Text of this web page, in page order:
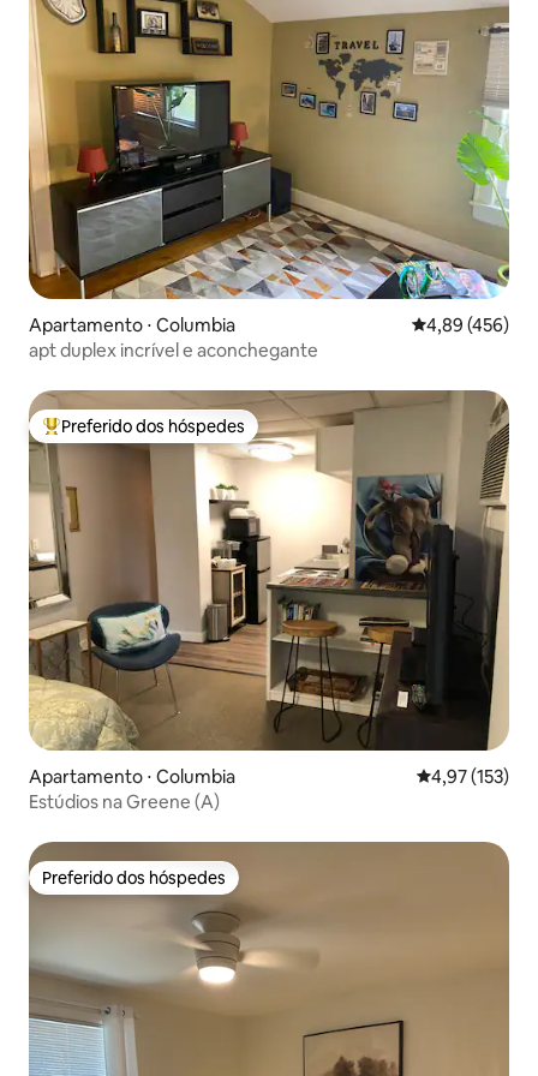
Apartamento ⋅ Columbia 4,89 de uma
4,89 (456)
apt duplex incrível e aconchegante
Entre os melhores preferidos dos hóspedes
Preferido dos hóspedes
Apartamento ⋅ Columbia 4,97 de uma
4,97 (153)
Estúdios na Greene (A)
Preferido dos hóspedes
Preferido dos hóspedes